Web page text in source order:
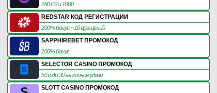
280 FS и 1000
REDSTAR КОД РЕГИСТРАЦИИ
200% бонус + 10 вращений
SAPPHIREBET ПРОМОКОД
100% бонус
SELECTOR CASINO ПРОМОКОД
50 и до 30 на колесе удачи
SLOTT CASINO ПРОМОКОД